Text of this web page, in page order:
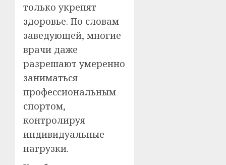
только укрепят
здоровье. По словам
заведующей, многие
врачи даже
разрешают умеренно
заниматься
профессиональным
спортом,
контролируя
индивидуальные
нагрузки.